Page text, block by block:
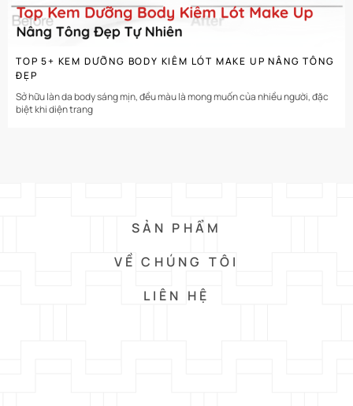
TOP 5+ KEM DƯỠNG BODY KIÊM LÓT MAKE UP NÂNG TÔNG
ĐẸP
Sở hữu làn da body sáng mịn, đều màu là mong muốn của nhiều người, đặc
biệt khi diện trang
SẢN PHẨM
VỀ CHÚNG TÔI
LIÊN HỆ